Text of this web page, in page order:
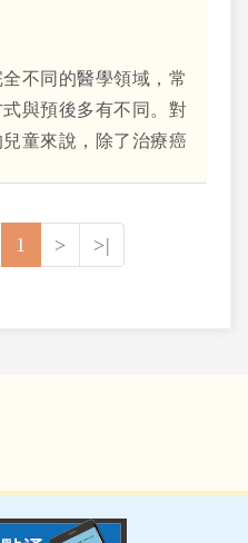
不同的醫學領域，常
與預後多有不同。對
童來說，除了治療癌
1 > >|